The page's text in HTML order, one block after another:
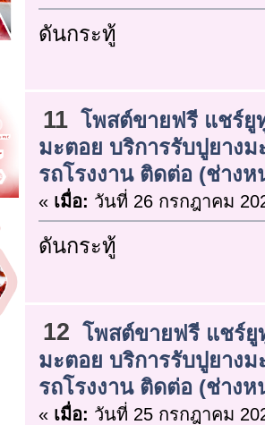
ดันกระทู้
11
โพสต์ขายฟรี แชร์ยู
มะตอย บริการรับปูยาง
รถโรงงาน ติดต่อ (ช่างห
« เมื่อ: วันที่ 26 กรกฎาคม
ดันกระทู้
12 โพสต์ขายฟรี แชร์
มะตอย บริการรับปูยาง
รถโรงงาน ติดต่อ (ช่างห
« เมื่อ: วันที่ 25 กรกฎาคม